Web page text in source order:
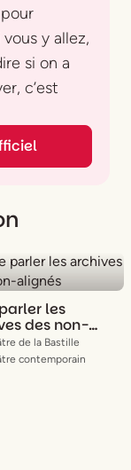
y allez,
si on a
c’est
les
des non-
de la Bastille
contemporain